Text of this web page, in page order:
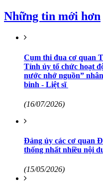
Những tin mới hơn
Cụm thi đua cơ quan
Tỉnh ủy tổ chức hoạt
nước nhớ nguồn”
binh - Liệt sĩ
(16/07/2026)
Đảng ủy các cơ quan
thống nhất nhiều nội
(15/05/2026)